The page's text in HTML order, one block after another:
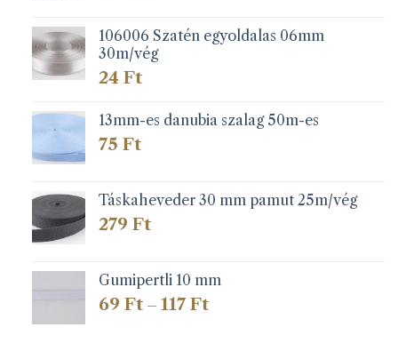
106006 Szatén egyoldalas 06mm
30m/vég
24 Ft
13mm-es danubia szalag 50m-es
75 Ft
Táskaheveder 30 mm pamut 25m/vég
279 Ft
Gumipertli 10 mm
69 Ft – 117 FtÁrtartomány: